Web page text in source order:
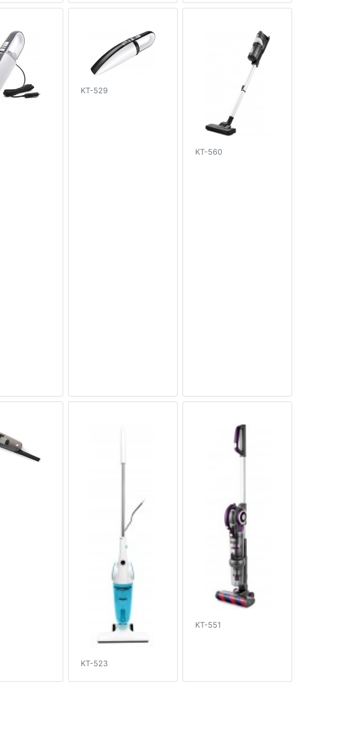
KT-529
KT-560
KT-523
KT-551